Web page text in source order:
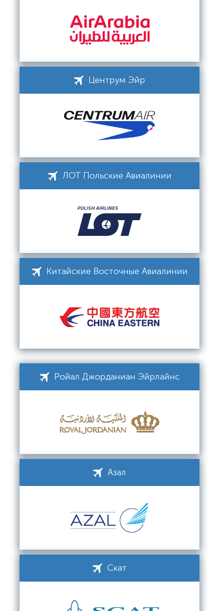
Центрум Эйр
ЛОТ Польские Авиалинии
Китайские Восточные Авиалинии
Ройал Джорданиан Эйрлайнс
Азал
Скат